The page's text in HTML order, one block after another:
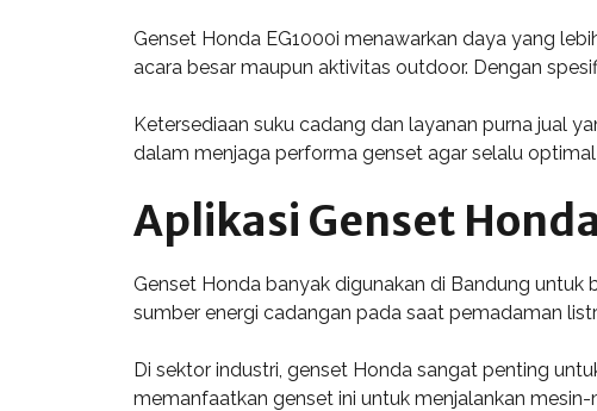
Genset Honda EG1000i menawarkan daya yang
acara besar maupun aktivitas outdoor. Dengan
Ketersediaan suku cadang dan layanan purna jual
dalam menjaga performa genset agar selalu
Aplikasi Genset
Genset Honda banyak digunakan di Bandung
sumber energi cadangan pada saat pemadaman
Di sektor industri, genset Honda sangat penting
memanfaatkan genset ini untuk menjalankan